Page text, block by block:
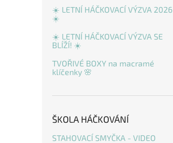
☀️ LETNÍ HÁČKOVACÍ VÝZVA 2026
☀️
☀️ LETNÍ HÁČKOVACÍ VÝZVA SE
BLÍŽÍ! ☀️
TVOŘIVÉ BOXY na macramé
klíčenky 🌸
ŠKOLA HÁČKOVÁNÍ
STAHOVACÍ SMYČKA - VIDEO